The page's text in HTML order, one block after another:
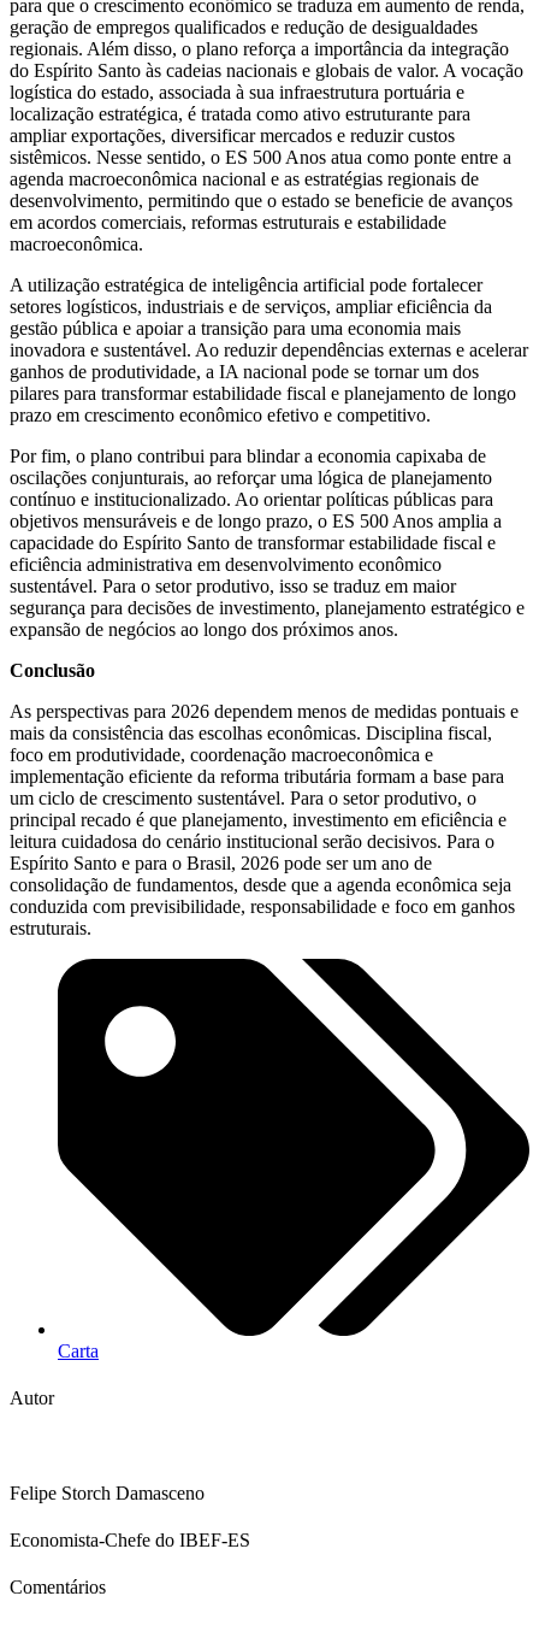
para que o crescimento econômico se traduza em aumento de renda,
geração de empregos qualificados e redução de desigualdades
regionais. Além disso, o plano reforça a importância da integração
do Espírito Santo às cadeias nacionais e globais de valor. A vocação
logística do estado, associada à sua infraestrutura portuária e
localização estratégica, é tratada como ativo estruturante para
ampliar exportações, diversificar mercados e reduzir custos
sistêmicos. Nesse sentido, o ES 500 Anos atua como ponte entre a
agenda macroeconômica nacional e as estratégias regionais de
desenvolvimento, permitindo que o estado se beneficie de avanços
em acordos comerciais, reformas estruturais e estabilidade
macroeconômica.
A utilização estratégica de inteligência artificial pode fortalecer
setores logísticos, industriais e de serviços, ampliar eficiência da
gestão pública e apoiar a transição para uma economia mais
inovadora e sustentável. Ao reduzir dependências externas e acelerar
ganhos de produtividade, a IA nacional pode se tornar um dos
pilares para transformar estabilidade fiscal e planejamento de longo
prazo em crescimento econômico efetivo e competitivo.
Por fim, o plano contribui para blindar a economia capixaba de
oscilações conjunturais, ao reforçar uma lógica de planejamento
contínuo e institucionalizado. Ao orientar políticas públicas para
objetivos mensuráveis e de longo prazo, o ES 500 Anos amplia a
capacidade do Espírito Santo de transformar estabilidade fiscal e
eficiência administrativa em desenvolvimento econômico
sustentável. Para o setor produtivo, isso se traduz em maior
segurança para decisões de investimento, planejamento estratégico e
expansão de negócios ao longo dos próximos anos.
Conclusão
As perspectivas para 2026 dependem menos de medidas pontuais e
mais da consistência das escolhas econômicas. Disciplina fiscal,
foco em produtividade, coordenação macroeconômica e
implementação eficiente da reforma tributária formam a base para
um ciclo de crescimento sustentável. Para o setor produtivo, o
principal recado é que planejamento, investimento em eficiência e
leitura cuidadosa do cenário institucional serão decisivos. Para o
Espírito Santo e para o Brasil, 2026 pode ser um ano de
consolidação de fundamentos, desde que a agenda econômica seja
conduzida com previsibilidade, responsabilidade e foco em ganhos
estruturais.
Carta
Autor
Felipe Storch Damasceno
Economista-Chefe do IBEF-ES
Comentários